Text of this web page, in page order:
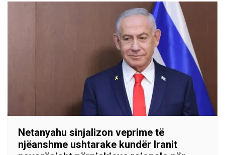
Netanyahu sinjalizon veprime të
njëanshme ushtarake kundër Iranit